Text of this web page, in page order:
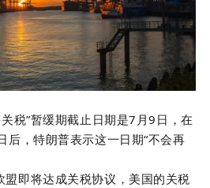
税”暂缓期截止日期是7 月9 日，在
后，特朗普表示这一日期“不会再
即将达成关税协议，美国的关税